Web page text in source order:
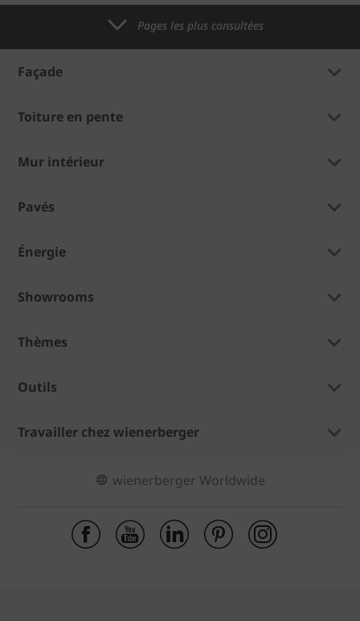
Pages les plus consultées
Façade
Toiture en pente
Mur intérieur
Pavés
Énergie
Showrooms
Thèmes
Outils
Travailler chez wienerberger
wienerberger Worldwide